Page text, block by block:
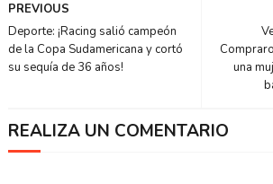
una
PREVIOUS
Deporte: ¡Racing salió campeón
de la Copa Sudamericana y cortó
su sequía de 36 años!
REALIZA UN COMENTARIO